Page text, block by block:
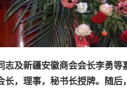
及新疆安徽商会会长李勇等
，理事，秘书长授牌。
随后